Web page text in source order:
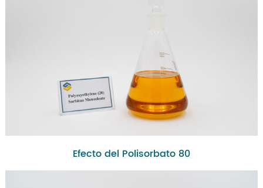
Efecto del Polisorbato 80